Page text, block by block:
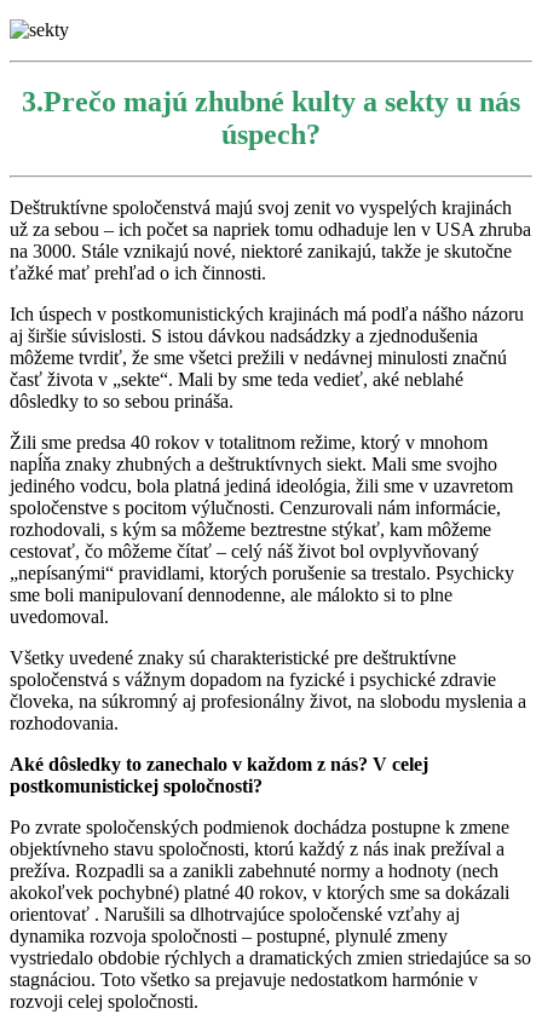
3.Prečo majú zhubné kulty a sekty u nás
úspech?
Deštruktívne spoločenstvá majú svoj zenit vo vyspelých krajinách
už za sebou – ich počet sa napriek tomu odhaduje len v USA zhruba
na 3000. Stále vznikajú nové, niektoré zanikajú, takže je skutočne
ťažké mať prehľad o ich činnosti.
Ich úspech v postkomunistických krajinách má podľa nášho názoru
aj širšie súvislosti. S istou dávkou nadsádzky a zjednodušenia
môžeme tvrdiť, že sme všetci prežili v nedávnej minulosti značnú
časť života v „sekte“. Mali by sme teda vedieť, aké neblahé
dôsledky to so sebou prináša.
Žili sme predsa 40 rokov v totalitnom režime, ktorý v mnohom
napĺňa znaky zhubných a deštruktívnych siekt. Mali sme svojho
jediného vodcu, bola platná jediná ideológia, žili sme v uzavretom
spoločenstve s pocitom výlučnosti. Cenzurovali nám informácie,
rozhodovali, s kým sa môžeme beztrestne stýkať, kam môžeme
cestovať, čo môžeme čítať – celý náš život bol ovplyvňovaný
„nepísanými“ pravidlami, ktorých porušenie sa trestalo. Psychicky
sme boli manipulovaní dennodenne, ale málokto si to plne
uvedomoval.
Všetky uvedené znaky sú charakteristické pre deštruktívne
spoločenstvá s vážnym dopadom na fyzické i psychické zdravie
človeka, na súkromný aj profesionálny život, na slobodu myslenia a
rozhodovania.
Aké dôsledky to zanechalo v každom z nás? V celej
postkomunistickej spoločnosti?
Po zvrate spoločenských podmienok dochádza postupne k zmene
objektívneho stavu spoločnosti, ktorú každý z nás inak prežíval a
prežíva. Rozpadli sa a zanikli zabehnuté normy a hodnoty (nech
akokoľvek pochybné) platné 40 rokov, v ktorých sme sa dokázali
orientovať . Narušili sa dlhotrvajúce spoločenské vzťahy aj
dynamika rozvoja spoločnosti – postupné, plynulé zmeny
vystriedalo obdobie rýchlych a dramatických zmien striedajúce sa so
stagnáciou. Toto všetko sa prejavuje nedostatkom harmónie v
rozvoji celej spoločnosti.